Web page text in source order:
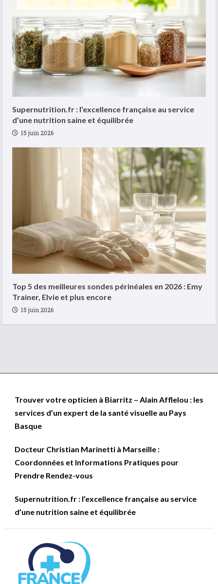
Supernutrition.fr : l’excellence française au service
d’une nutrition saine et équilibrée
15 juin 2026
Top 5 des meilleures sondes périnéales en 2026 : Emy
Trainer, Elvie et plus encore
15 juin 2026
Trouver votre opticien à Biarritz – Alain Afflelou : les
services d’un expert de la santé visuelle au Pays
Basque
Docteur Christian Marinetti à Marseille :
Coordonnées et Informations Pratiques pour
Prendre Rendez-vous
Supernutrition.fr : l’excellence française au service
d’une nutrition saine et équilibrée